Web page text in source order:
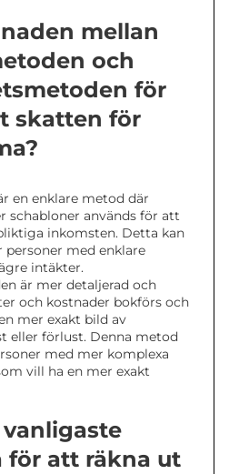
mellan
och
för
skatten för
en enklare metod där
schabloner används för att
inkomsten. Detta kan
med enklare
intäkter.
är mer detaljerad och
och kostnader bokförs och
mer exakt bild av
eller förlust. Denna metod
med mer komplexa
vill ha en mer exakt
för att räkna ut